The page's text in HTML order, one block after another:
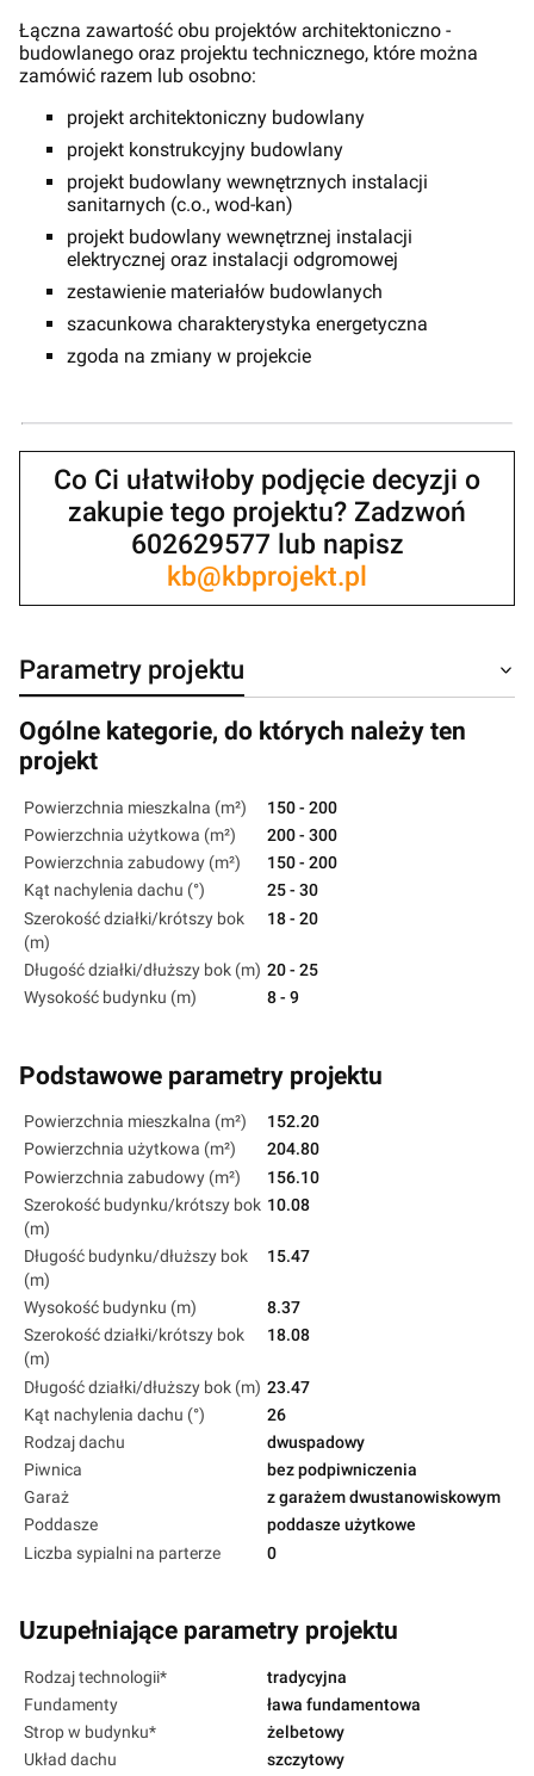
Łączna zawartość obu projektów architektoniczno -
budowlanego oraz projektu technicznego, które można
zamówić razem lub osobno:
projekt architektoniczny budowlany
projekt konstrukcyjny budowlany
projekt budowlany wewnętrznych instalacji
sanitarnych (c.o., wod-kan)
projekt budowlany wewnętrznej instalacji
elektrycznej oraz instalacji odgromowej
zestawienie materiałów budowlanych
szacunkowa charakterystyka energetyczna
zgoda na zmiany w projekcie
Co Ci ułatwiłoby podjęcie decyzji o
zakupie tego projektu? Zadzwoń
602629577 lub napisz
kb@kbprojekt.pl
Parametry projektu
Ogólne kategorie, do których należy ten
projekt
Powierzchnia mieszkalna (m²)
150 - 200
Powierzchnia użytkowa (m²)
200 - 300
Powierzchnia zabudowy (m²)
150 - 200
Kąt nachylenia dachu (°)
25 - 30
Szerokość działki/krótszy bok
(m)
18 - 20
Długość działki/dłuższy bok (m) 20 - 25
Wysokość budynku (m)
8 - 9
Podstawowe parametry projektu
Powierzchnia mieszkalna (m²)
152.20
Powierzchnia użytkowa (m²)
204.80
Powierzchnia zabudowy (m²)
156.10
Szerokość budynku/krótszy bok
(m)
10.08
Długość budynku/dłuższy bok
(m)
15.47
Wysokość budynku (m)
8.37
Szerokość działki/krótszy bok
(m)
18.08
Długość działki/dłuższy bok (m) 23.47
Kąt nachylenia dachu (°)
26
Rodzaj dachu
dwuspadowy
Piwnica
bez podpiwniczenia
Garaż
z garażem dwustanowiskowym
Poddasze
poddasze użytkowe
Liczba sypialni na parterze
0
Uzupełniające parametry projektu
Rodzaj technologii*
tradycyjna
Fundamenty
ława fundamentowa
Strop w budynku*
żelbetowy
Układ dachu
szczytowy